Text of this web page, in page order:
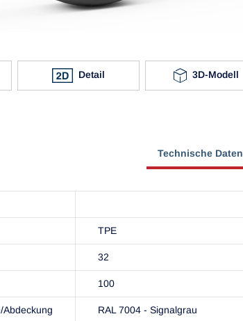
Detail 3D-Modell
Technische Daten
TPE
32
100
Abdeckung RAL 7004 - Signalgrau